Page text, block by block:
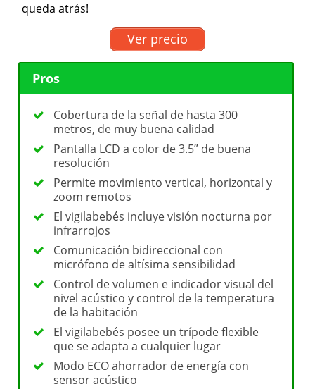
queda atrás!
Ver precio
Pros
Cobertura de la señal de hasta 300
metros, de muy buena calidad
Pantalla LCD a color de 3.5” de buena
resolución
Permite movimiento vertical, horizontal y
zoom remotos
El vigilabebés incluye visión nocturna por
infrarrojos
Comunicación bidireccional con
micrófono de altísima sensibilidad
Control de volumen e indicador visual del
nivel acústico y control de la temperatura
de la habitación
El vigilabebés posee un trípode flexible
que se adapta a cualquier lugar
Modo ECO ahorrador de energía con
sensor acústico